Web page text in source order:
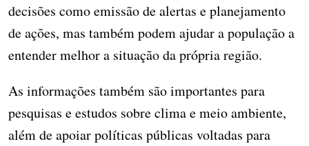
decisões como emissão de alertas e planejamento
de ações, mas também podem ajudar a população a
entender melhor a situação da própria região.
As informações também são importantes para
pesquisas e estudos sobre clima e meio ambiente,
além de apoiar políticas públicas voltadas para